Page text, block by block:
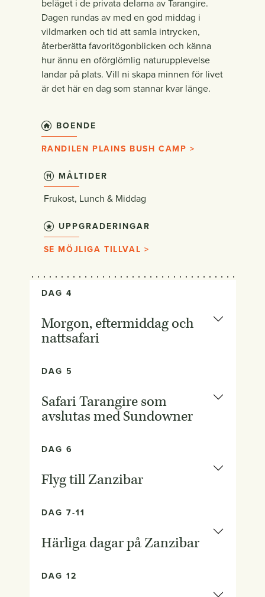
beläget i de privata delarna av Tarangire.
Dagen rundas av med en god middag i
vildmarken och tid att samla intrycken,
återberätta favoritögonblicken och känna
hur ännu en oförglömlig naturupplevelse
landar på plats. Vill ni skapa minnen för livet
är det här en dag som stannar kvar länge.
BOENDE
RANDILEN PLAINS BUSH CAMP >
MÅLTIDER
Frukost, Lunch & Middag
UPPGRADERINGAR
SE MÖJLIGA TILLVAL >
DAG 4
Morgon, eftermiddag och
nattsafari
DAG 5
Safari Tarangire som
avslutas med Sundowner
DAG 6
Flyg till Zanzibar
DAG 7-11
Härliga dagar på Zanzibar
DAG 12